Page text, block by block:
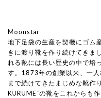
Moonstar
地下足袋の生産を契機にゴム
きに渡り靴を作り続けてきま
れる靴には長い歴史の中で培
す。1873年の創業以来、一
まで続けてきたまじめな靴作
KURUME”の靴をこれからも